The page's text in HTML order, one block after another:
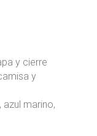
y cierre
y
marino,